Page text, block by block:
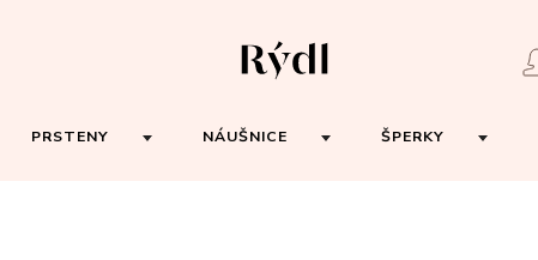
PRSTENY NÁUŠNICE ŠPERKY